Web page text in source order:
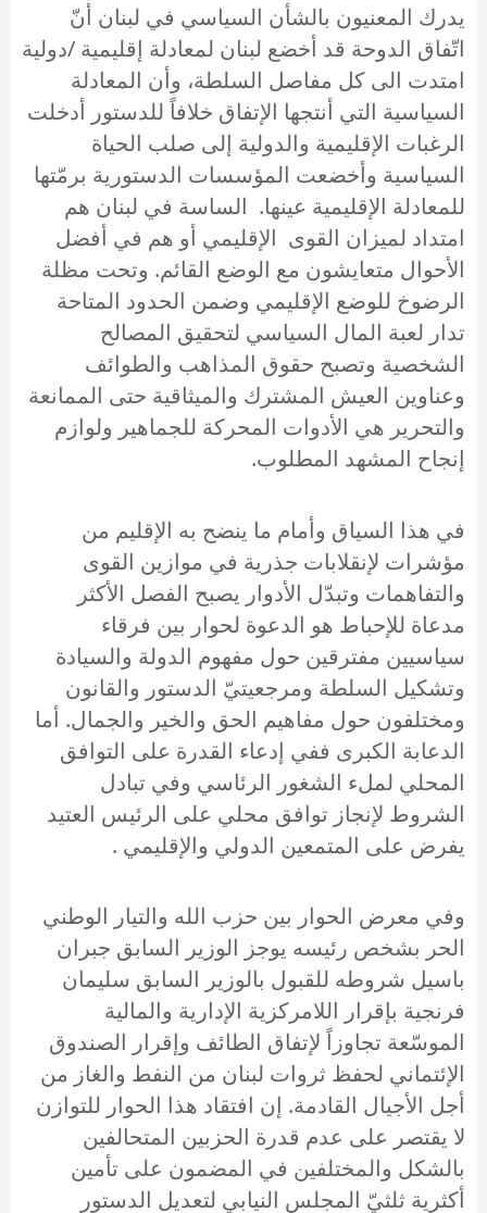
يدرك المعنيون بالشأن السياسي في لبنان أنّ
اتّفاق الدوحة قد أخضع لبنان لمعادلة إقليمية /دولية
امتدت الى كل مفاصل السلطة، وأن المعادلة
السياسية التي أنتجها الإتفاق خلافاً للدستور أدخلت
الرغبات الإقليمية والدولية إلى صلب الحياة
السياسية وأخضعت المؤسسات الدستورية برمّتها
للمعادلة الإقليمية عينها. الساسة في لبنان هم
امتداد لميزان القوى الإقليمي أو هم في أفضل
الأحوال متعايشون مع الوضع القائم. وتحت مظلة
الرضوخ للوضع الإقليمي وضمن الحدود المتاحة
تدار لعبة المال السياسي لتحقيق المصالح
الشخصية وتصبح حقوق المذاهب والطوائف
وعناوين العيش المشترك والميثاقية حتى الممانعة
والتحرير هي الأدوات المحركة للجماهير ولوازم
إنجاح المشهد المطلوب.
في هذا السياق وأمام ما ينضح به الإقليم من
مؤشرات لإنقلابات جذرية في موازين القوى
والتفاهمات وتبدّل الأدوار يصبح الفصل الأكثر
مدعاة للإحباط هو الدعوة لحوار بين فرقاء
سياسيين مفترقين حول مفهوم الدولة والسيادة
وتشكيل السلطة ومرجعيتيّ الدستور والقانون
ومختلفون حول مفاهيم الحق والخير والجمال. أما
الدعابة الكبرى ففي إدعاء القدرة على التوافق
المحلي لملء الشغور الرئاسي وفي تبادل
الشروط لإنجاز توافق محلي على الرئيس العتيد
يفرض على المتمعين الدولي والإقليمي .
وفي معرض الحوار بين حزب الله والتيار الوطني
الحر بشخص رئيسه يوجز الوزير السابق جبران
باسيل شروطه للقبول بالوزير السابق سليمان
فرنجية بإقرار اللامركزية الإدارية والمالية
الموسّعة تجاوزاً لإتفاق الطائف وإقرار الصندوق
الإئتماني لحفظ ثروات لبنان من النفط والغاز من
أجل الأجيال القادمة. إن افتقاد هذا الحوار للتوازن
لا يقتصر على عدم قدرة الحزبين المتحالفين
بالشكل والمختلفين في المضمون على تأمين
أكثرية ثلثيّ المجلس النيابي لتعديل الدستور